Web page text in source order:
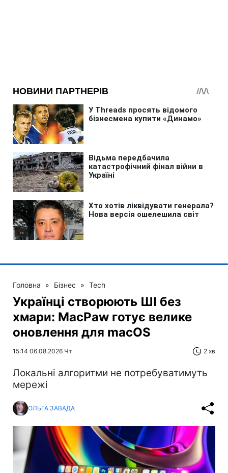
Головна » Бізнес » Tech
Українці створюють ШІ без
хмари: MacPaw готує велике
оновлення для macOS
15:14 06.08.2026 Чт 2 хв
Локальні алгоритми не потребуватимуть
мережі
ОЛЬГА ЗАВАДА